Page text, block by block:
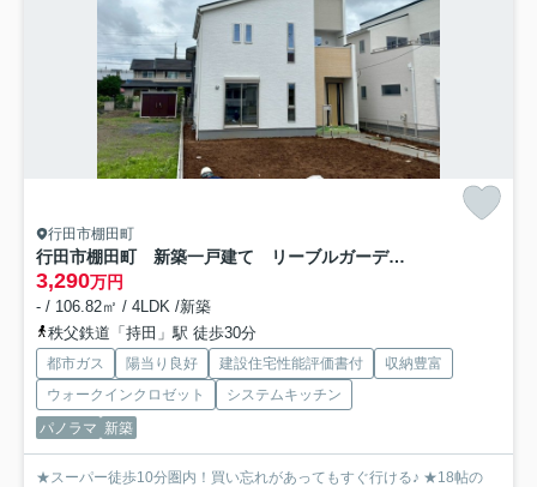
行田市棚田町
行田市棚田町 新築一戸建て リーブルガーデン 01
3,290万円
- / 106.82㎡ / 4LDK /新築
秩父鉄道「持田」駅 徒歩30分
都市ガス 陽当り良好 建設住宅性能評価書付
収納豊富
ウォークインクロゼット
システムキッチン
パノラマ 新築
★スーパー徒歩10分圏内！買い忘れがあってもすぐ行ける♪ ★18帖の